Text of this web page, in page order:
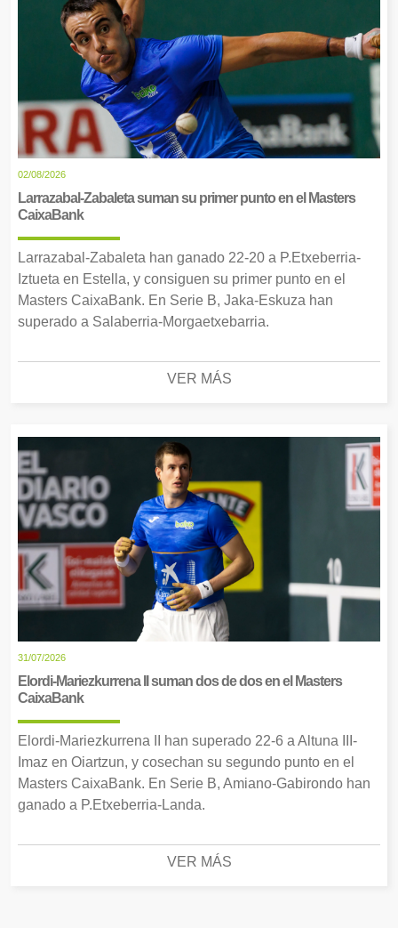
02/08/2026
Larrazabal-Zabaleta suman su primer punto en el Masters
CaixaBank
Larrazabal-Zabaleta han ganado 22-20 a P.Etxeberria-
Iztueta en Estella, y consiguen su primer punto en el
Masters CaixaBank. En Serie B, Jaka-Eskuza han
superado a Salaberria-Morgaetxebarria.
VER MÁS
31/07/2026
Elordi-Mariezkurrena II suman dos de dos en el Masters
CaixaBank
Elordi-Mariezkurrena II han superado 22-6 a Altuna III-
Imaz en Oiartzun, y cosechan su segundo punto en el
Masters CaixaBank. En Serie B, Amiano-Gabirondo han
ganado a P.Etxeberria-Landa.
VER MÁS